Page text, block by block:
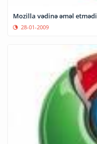
Mozilla vədinə əməl
28-01-2009